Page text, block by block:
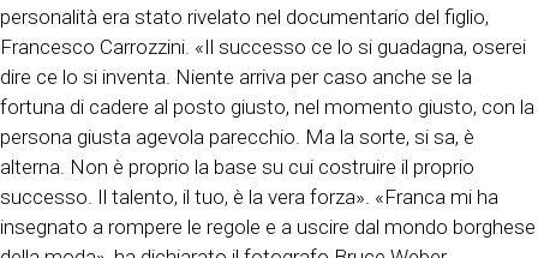
personalità era stato rivelato nel documentario del figlio,
Francesco Carrozzini. «Il successo ce lo si guadagna, oserei
dire ce lo si inventa. Niente arriva per caso anche se la
fortuna di cadere al posto giusto, nel momento giusto, con la
persona giusta agevola parecchio. Ma la sorte, si sa, è
alterna. Non è proprio la base su cui costruire il proprio
successo. Il talento, il tuo, è la vera forza». «Franca mi ha
insegnato a rompere le regole e a uscire dal mondo borghese